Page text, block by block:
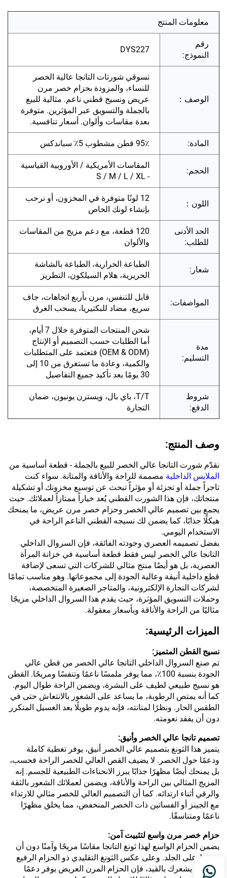
معلومات المنتج
رقم
النموذج:
DYS227
الوصف：
تسوقي شورتات التانجا عالية الخصر
للنساء، والمزودة بحزام خصر مرن
عريض ونسيج قطني ناعم. مثالية للبيع
بالجملة والتسويق عبر المؤثرين. متوفرة
بعدة مقاسات وألوان. أسعار تنافسية.
المادة: 95٪ قطن مشطوب 5٪ سباندكس
الحجم:
المقاسات الأمريكية / الأوروبية القياسية
- S / M / L / XL
اللون：
12 لونًا متوفرة في المخزون، أو نرحب
بإنشاء لونك الخاص
الحد الأدنى
للطلب:
120 قطعة، مع دعم مزيج من المقاسات
والألوان
شعار:
الطباعة الحرارية، الطباعة بالشاشة
الحريرية، هلام السيلكون، التطريز
المواصفات:
قابل للتنفس، مرن بأربع اتجاهات، جاف
سريع، مضاد للبكتيريا، يسحب العرق
مدة
التسليم:
شحن المنتجات المتوفرة خلال 7 أيام،
أما الطلبات حسب التصميم أو الإنتاج
(OEM & ODM) فتعتمد على المتطلبات
والكمية، وعادة ما تستغرق من 10 إلى
30 يومًا بعد تأكيد جميع التفاصيل
شروط
الدفع:
T/T، باي بال، ويسترن يونيون، ضمان
التجارة
وصف المنتج:
نقدّم شورت التانجا عالي الخصر للبيع بالجملة - قطعة أساسية من
الملابس الداخلية مصممة للراحة والأناقة والمتانة. سواء كنت
تاجراً جملة أو تجزئة أو مؤثراً تبحث عن توسيع مخزونك أو تشكيلة
منتجاتك، فإن هذا الشورت القطني يُعد خياراً ممتازاً لعملائك. حيث
يجمع بين تصميم عالي الخصر وحزام خصر مرن عريض، ما يمنحك
هيكلًا جذابًا، كما يضمن لك نسيجه القطني الناعم الراحة في
الاستخدام اليومي.
بفضل تصميمه العصري وجودته الفائقة، فإن السروال الداخلي
التانجا عالي الخصر ليس فقط قطعة أساسية في خزانة المرأة
العصرية، بل هو أيضًا منتج مثالي للشركات التي تسعى لإضافة
قطع داخلية أنيقة وعالية الجودة إلى مجموعاتها. وهو مناسب تمامًا
لشركات التجارة الإلكترونية، والمتاجر الصغيرة المتخصصة،
وحملات التسويق المؤثرة، حيث يقدم هذا السروال الداخلي مزيجًا
مثاليًا من الراحة والأناقة وبأسعار معقولة.
الميزات الرئيسية:
نسيج القطن المتميز:
تم صنع السروال الداخلي التانجا عالي الخصر من قطن عالي
الجودة بنسبة 100٪، مما يوفر ملمسًا ناعمًا وتنفسًا ومريحًا. القطن
هو نسيج طبيعي لطيف على البشرة، ويضمن الراحة طوال اليوم.
كما أنه يمتص الرطوبة، ما يساعد على الشعور بالانتعاش حتى في
الطقس الحار. ونظرًا لمتانته، فإنه يدوم طويلًا بعد الغسيل المتكرر
دون أن يفقد نعومته.
تصميم تانجا عالي الخصر وأنيق:
يتميز هذا الثونغ بتصميم عالي الخصر أنيق، يوفر تغطية كاملة
ودعمًا حول الخصر. لا يضيف القص العالي للخصر الراحة فحسب،
بل يمنحك أيضًا مظهرًا جذابًا يبرز الانحناءات الطبيعية للجسم. إنه
المزيج المثالي بين الراحة والأناقة، ويضمن لعملائك الشعور بالثقة
والرقي أثناء ارتدائه. كما أن التصميم العالي للخصر مثالي للارتداء
مع الجينز أو الفساتين ذات الخصر المنخفض، مما يخلق مظهرًا
ناعمًا ومتناسقًا.
حزام خصر مرن واسع لتثبيت آمن:
يضمن الحزام الواسع لهذا ثونغ التانجا مقاسًا مريحًا وآمنًا دون أن
يضغط على الجلد. وعلى عكس الثونغ التقليدي ذو الحزام الرفيع
الذي قد يشعرك بالقيد، فإن الحزام المرن العريض يوفر دعمًا